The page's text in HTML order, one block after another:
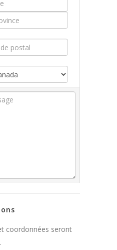
coordonnées seront